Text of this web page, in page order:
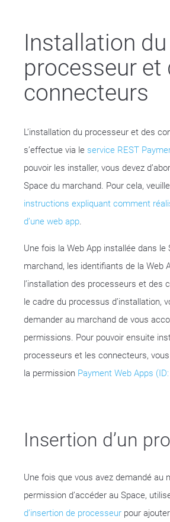
Installation du
processeur et
connecteurs
L’installation du processeur et des
s’effectue via le service REST
pouvoir les installer, vous devez
Space du marchand. Pour cela,
instructions expliquant comment
d’une web app.
Une fois la Web App installée dans le
marchand, les identifiants de la Web
l’installation des processeurs et des
le cadre du processus d’installation,
demander au marchand de vous
permissions. Pour pouvoir ensuite
processeurs et les connecteurs,
la permission Payment Web Apps
Insertion d’un
Une fois que vous avez demandé au
permission d’accéder au Space,
d’insertion de processeur pour